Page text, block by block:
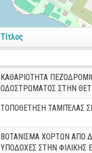
Τίτλος
ΚΑΘΑΡΙΟΤΗΤΑ
ΟΔΟΣΤΡΩΜΑΤΟΣ ΣΤΗΝ
ΤΟΠΟΘΕΤΗΣΗ ΤΑΜΠΈΛΑΣ
ΒΟΤΑΝΙΣΜΑ ΧΟΡΤΩΝ ΑΠΟ
ΥΠΟΔΟΧΕΣ ΣΤΗΝ ΦΙΛΙΚΗΣ